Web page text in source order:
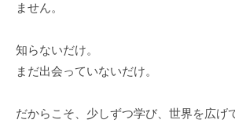
ません。
知らないだけ。
まだ出会っていないだけ。
だからこそ、少しずつ学び、世界を広げ